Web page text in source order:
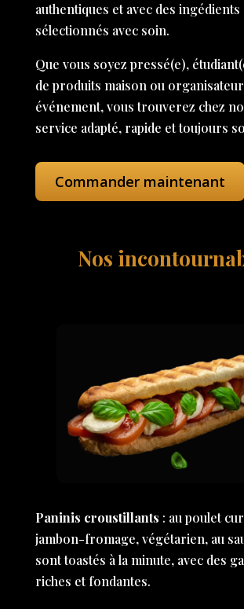
authentiques et avec des ingédients
sélectionnés avec soin.
Que vous soyez pressé(e),
de produits maison ou
événement, vous trouverez chez
service adapté, rapide et toujours
Commander maintenant
Nos
Paninis croustillants : au poulet
jambon-fromage, végétarien, au
sont toastés à la minute, avec des
riches et fondantes.